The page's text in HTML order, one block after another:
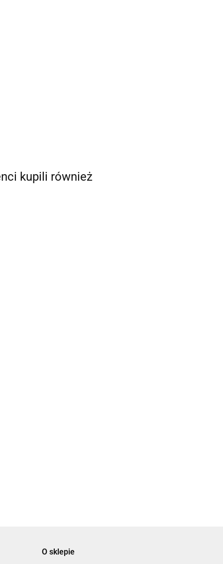
kupili również
O sklepie